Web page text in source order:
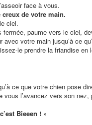
face à vous.
de votre main.
ciel.
fermée, paume vers le ciel,
avec votre main jusqu’à ce
le prendre la friandise en
ce que votre chien pose
vous l’avancez vers son nez,
Bieeen ! »